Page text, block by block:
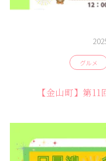
グルメ
【金山町】第